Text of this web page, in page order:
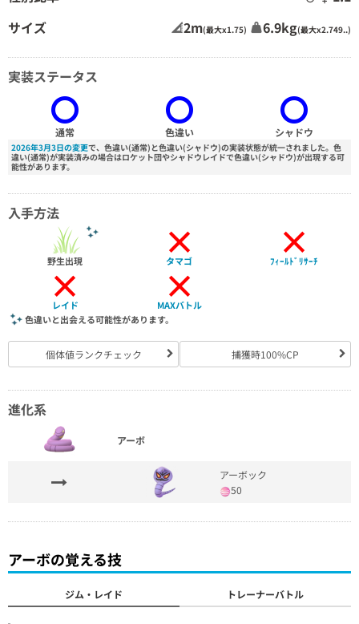
サイズ
2m(最大x1.75) 6.9kg(最大x2.749..)
実装ステータス
通常 色違い シャドウ
2026年3月3日の変更で、色違い(通常)と色違い(シャドウ)の実装状態が統一されました。色
違い(通常)が実装済みの場合はロケット団やシャドウレイドで色違い(シャドウ)が出現する可
能性があります。
入手方法
野生出現 ×
タマゴ ×
ﾌｨｰﾙﾄﾞﾘｻｰﾁ
×
レイド ×
MAXバトル
色違いと出会える可能性があります。
個体値ランクチェック 捕獲時100%CP
進化系
アーボ
アーボック
50
アーボの覚える技
ジム・レイド トレーナーバトル